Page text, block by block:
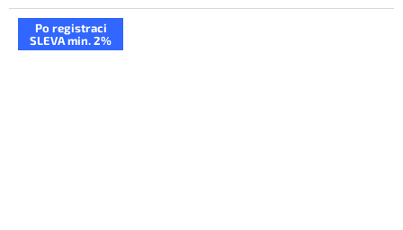
Po registraci
SLEVA min. 2%